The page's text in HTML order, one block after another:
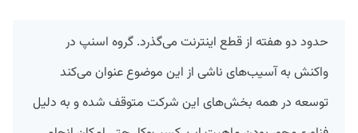
حدود دو هفته از قطع اینترنت می‌گذرد. گروه اسنپ در
واکنش به آسیب‌های ناشی از این موضوع عنوان می‌کند
توسعه در همه بخش‌های این شرکت متوقف شده و به دلیل